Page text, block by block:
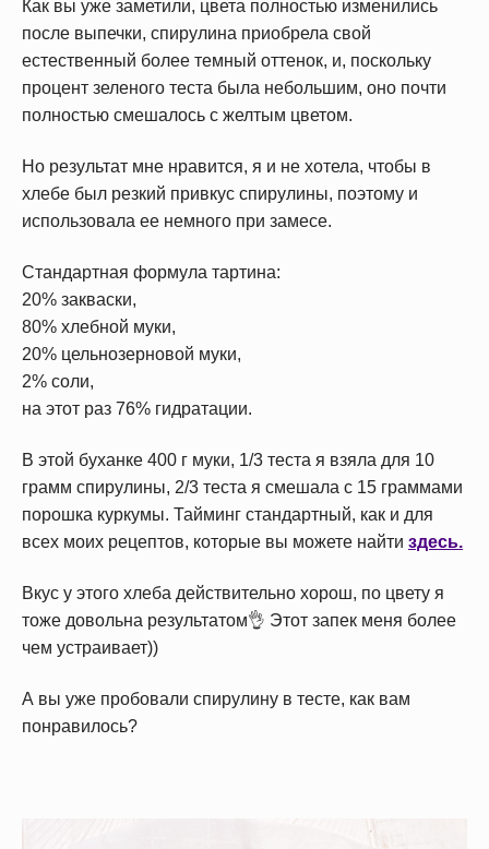
Как вы уже заметили, цвета полностью изменились
после выпечки, спирулина приобрела свой
естественный более темный оттенок, и, поскольку
процент зеленого теста была небольшим, оно почти
полностью смешалось с желтым цветом.
Но результат мне нравится, я и не хотела, чтобы в
хлебе был резкий привкус спирулины, поэтому и
использовала ее немного при замесе.
Стандартная формула тартина:
20% закваски,
80% хлебной муки,
20% цельнозерновой муки,
2% соли,
на этот раз 76% гидратации.
В этой буханке 400 г муки, 1/3 теста я взяла для 10
грамм спирулины, 2/3 теста я смешала с 15 граммами
порошка куркумы. Тайминг стандартный, как и для
всех моих рецептов, которые вы можете найти здесь.
Вкус у этого хлеба действительно хорош, по цвету я
тоже довольна результатом👌 Этот запек меня более
чем устраивает))
А вы уже пробовали спирулину в тесте, как вам
понравилось?